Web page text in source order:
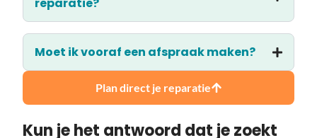
Moet ik vooraf een afspraak maken?
Plan direct je reparatie
Kun je het antwoord dat je zoekt